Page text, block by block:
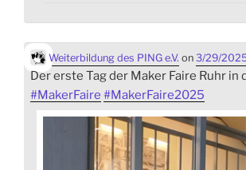
Weiterbildung des PING e.V. on 3/29/
Der erste Tag der Maker Faire Ruhr in
#MakerFaire #MakerFaire2025